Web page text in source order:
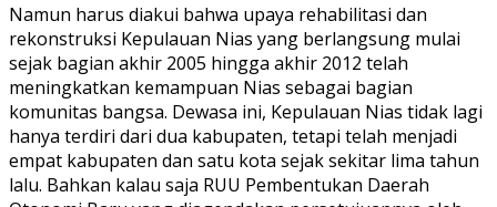
Namun harus diakui bahwa upaya rehabilitasi dan
rekonstruksi Kepulauan Nias yang berlangsung mulai
sejak bagian akhir 2005 hingga akhir 2012 telah
meningkatkan kemampuan Nias sebagai bagian
komunitas bangsa. Dewasa ini, Kepulauan Nias tidak lagi
hanya terdiri dari dua kabupaten, tetapi telah menjadi
empat kabupaten dan satu kota sejak sekitar lima tahun
lalu. Bahkan kalau saja RUU Pembentukan Daerah